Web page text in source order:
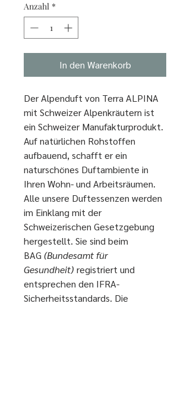
Anzahl *
In den Warenkorb
Der Alpenduft von Terra ALPINA
mit Schweizer Alpenkräutern ist
ein Schweizer Manufakturprodukt.
Auf natürlichen Rohstoffen
aufbauend, schafft er ein
naturschönes Duftambiente in
Ihren Wohn- und Arbeitsräumen.
Alle unsere Duftessenzen werden
im Einklang mit der
Schweizerischen Gesetzgebung
hergestellt. Sie sind beim
BAG (Bundesamt für
Gesundheit) registriert und
entsprechen den IFRA-
Sicherheitsstandards. Die